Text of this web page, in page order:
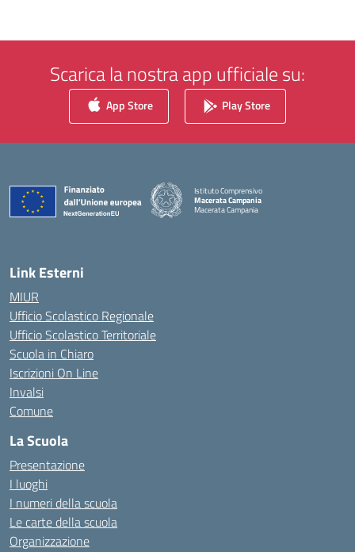
Scarica la nostra app ufficiale su:
App Store Play Store
Istituto Comprensivo
Macerata Campania
Macerata Campania
— Visita la pagina iniziale della scuola
Link Esterni
MIUR
Ufficio Scolastico Regionale
Ufficio Scolastico Territoriale
Scuola in Chiaro
Iscrizioni On Line
Invalsi
Comune
La Scuola
Presentazione
I luoghi
I numeri della scuola
Le carte della scuola
Organizzazione